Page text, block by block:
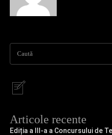
Caută
Articole recente
Ediția a III-a a Concursului de